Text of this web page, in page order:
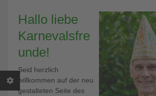
Hallo liebe
Karnevalsfre
unde!
Seid herzlich
willkommen auf der neu
gestalteten Seite des